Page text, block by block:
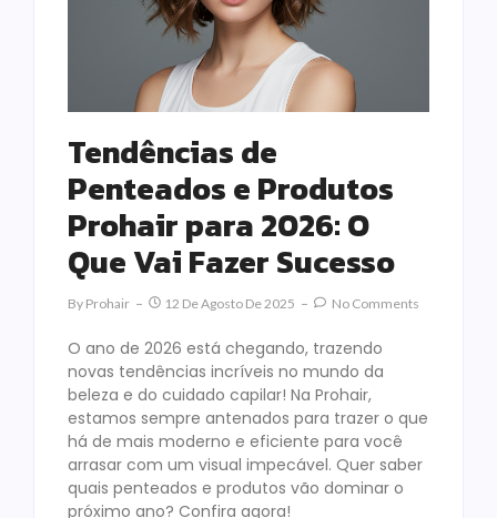
Tendências de
Penteados e Produtos
Prohair para 2026: O
Que Vai Fazer Sucesso
By Prohair 12 De Agosto De 2025 No Comments
O ano de 2026 está chegando, trazendo
novas tendências incríveis no mundo da
beleza e do cuidado capilar! Na Prohair,
estamos sempre antenados para trazer o que
há de mais moderno e eficiente para você
arrasar com um visual impecável. Quer saber
quais penteados e produtos vão dominar o
próximo ano? Confira agora!